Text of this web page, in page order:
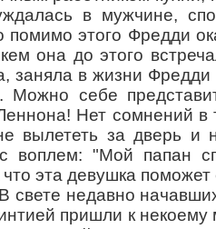
в мужчине,
помимо этого Фредди
она до этого
заняла в жизни Фредди
Можно себе
Нет сомнений в
вылететь за дверь и
воплем: "Мой папан
что эта девушка
недавно
пришли к некоему